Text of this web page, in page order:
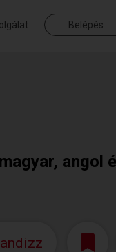
Belépés
magyar, angol